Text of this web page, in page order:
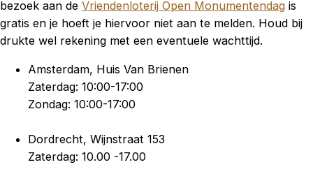
bezoek aan de Vriendenloterij Open Monumentendag is
gratis en je hoeft je hiervoor niet aan te melden. Houd bij
drukte wel rekening met een eventuele wachttijd.
Amsterdam, Huis Van Brienen
Zaterdag: 10:00-17:00
Zondag: 10:00-17:00
Dordrecht, Wijnstraat 153
Zaterdag: 10.00 -17.00